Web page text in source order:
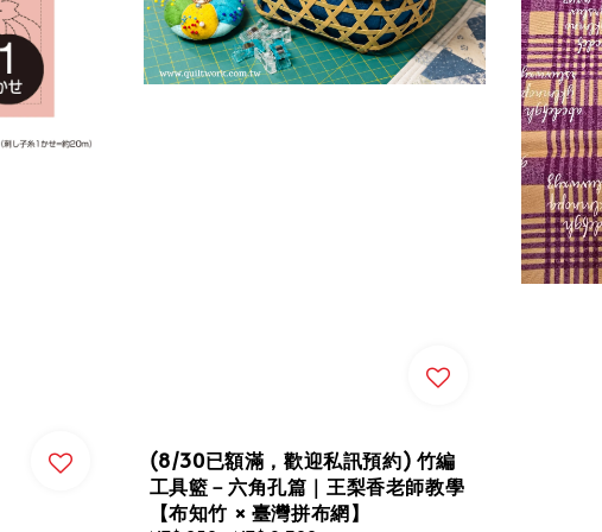
(8/30已額滿，歡迎私訊預約) 竹編
工具籃－六角孔篇｜王梨香老師教學
【布知竹 × 臺灣拼布網】